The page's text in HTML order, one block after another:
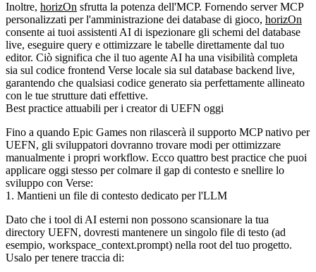
Inoltre, horizOn sfrutta la potenza dell'MCP. Fornendo server MCP
personalizzati per l'amministrazione dei database di gioco, horizOn
consente ai tuoi assistenti AI di ispezionare gli schemi del database
live, eseguire query e ottimizzare le tabelle direttamente dal tuo
editor. Ciò significa che il tuo agente AI ha una visibilità completa
sia sul codice frontend Verse locale sia sul database backend live,
garantendo che qualsiasi codice generato sia perfettamente allineato
con le tue strutture dati effettive.
Best practice attuabili per i creator di UEFN oggi
Fino a quando Epic Games non rilascerà il supporto MCP nativo per
UEFN, gli sviluppatori dovranno trovare modi per ottimizzare
manualmente i propri workflow. Ecco quattro best practice che puoi
applicare oggi stesso per colmare il gap di contesto e snellire lo
sviluppo con Verse:
1. Mantieni un file di contesto dedicato per l'LLM
Dato che i tool di AI esterni non possono scansionare la tua
directory UEFN, dovresti mantenere un singolo file di testo (ad
esempio, workspace_context.prompt) nella root del tuo progetto.
Usalo per tenere traccia di: